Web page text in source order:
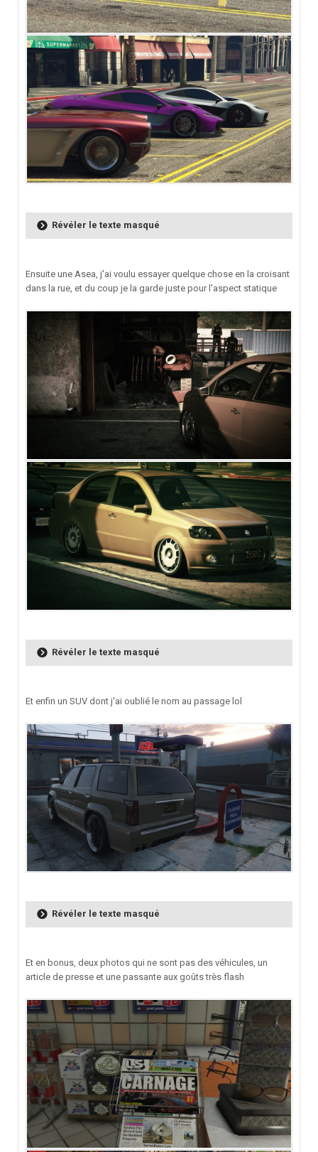
Révéler le texte masqué
Ensuite une Asea, j'ai voulu essayer quelque chose en la croisant
dans la rue, et du coup je la garde juste pour l'aspect statique
Révéler le texte masqué
Et enfin un SUV dont j'ai oublié le nom au passage lol
Révéler le texte masqué
Et en bonus, deux photos qui ne sont pas des véhicules, un
article de presse et une passante aux goûts très flash